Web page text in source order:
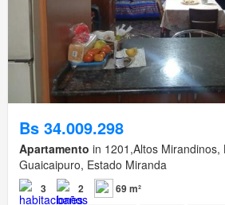
Bs 34.009.298
Apartamento in 1201,Altos Mirandinos,
Guaicaipuro, Estado Miranda
3 2 69 m²